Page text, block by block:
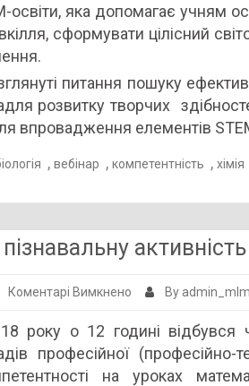
освіти, яка допомагає учням
сформувати цілісний
питання пошуку
розвитку творчих
впровадження елементів
, вебінар , компетентність , хімія
активність
Коментарі Вимкнено до
пізнавальну
активність
By
року о 12 годині відбувся
професійної (професійно-
на уроках